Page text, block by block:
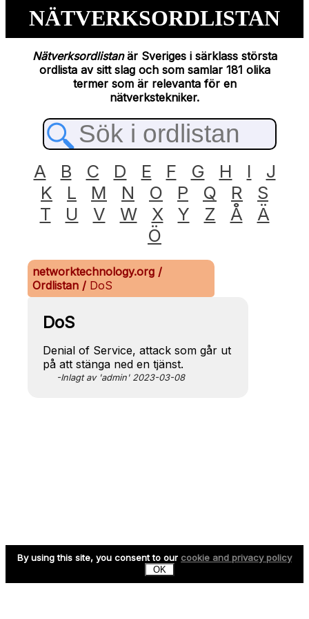
NÄTVERKSORDLISTAN
Nätverksordlistanär Sveriges i särklass största
ordlista av sitt slag och som samlar 181 olika
termer som är relevanta för en
nätverkstekniker.
A B C D E F G H I
J
K
L M N O P Q R
S
T
U V W X Y Z Å
Ä
Ö
networktechnology.org /
Ordlistan / DoS
DoS
Denial of Service, attack som går ut
på att stänga ned en tjänst.
-Inlagt av 'admin' 2023-03-08
By using this site, you consent to our cookie and privacy policy